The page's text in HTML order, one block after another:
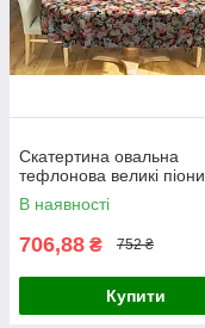
Скатертина овальна
тефлонова великі піони
В наявності
706,88 ₴ 752 ₴
Купити